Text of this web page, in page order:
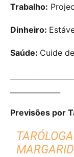
Trabalho:
Dinheiro:
Saúde: Cuide
Previsões por